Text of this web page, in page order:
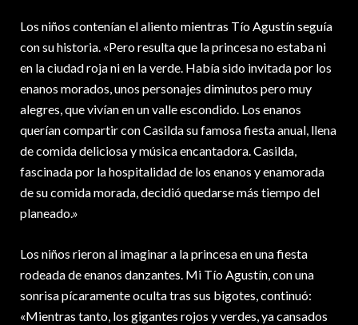
Los niños contenían el aliento mientras Tío Agustín seguía
con su historia. «Pero resulta que la princesa no estaba ni
en la ciudad roja ni en la verde. Había sido invitada por los
enanos morados, unos personajes diminutos pero muy
alegres, que vivían en un valle escondido. Los enanos
querían compartir con Casilda su famosa fiesta anual, llena
de comida deliciosa y música encantadora. Casilda,
fascinada por la hospitalidad de los enanos y enamorada
de su comida morada, decidió quedarse más tiempo del
planeado.»
Los niños rieron al imaginar a la princesa en una fiesta
rodeada de enanos danzantes. Mi Tío Agustín, con una
sonrisa pícaramente oculta tras sus bigotes, continuó:
«Mientras tanto, los gigantes rojos y verdes, ya cansados